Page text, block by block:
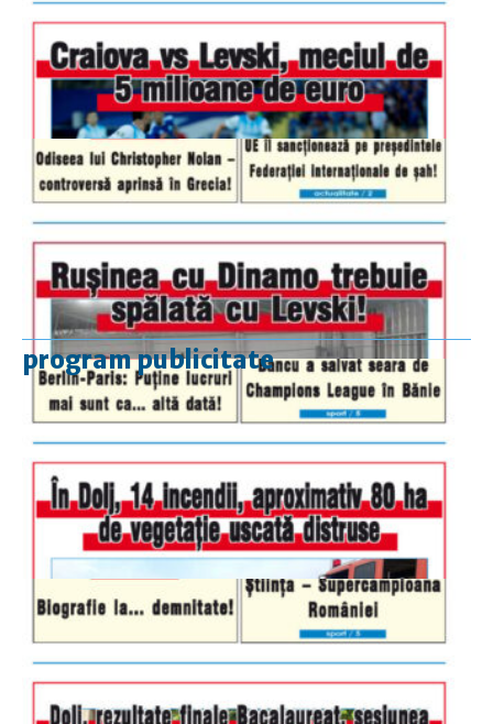
program publicitate
luni-vineri
9.00 - 17.00
duminică
9.00 - 12.00